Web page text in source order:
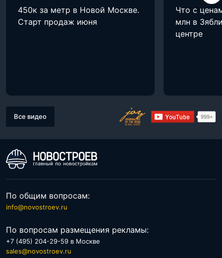
450к за метр в Новой Москве.
Старт продаж июня
Что с
млн в
центре
Все видео
По общим вопросам:
info@novostroev.ru
По вопросам размещения рекламы:
+7 (495) 204-29-59 в Москве
sales@novostroev.ru